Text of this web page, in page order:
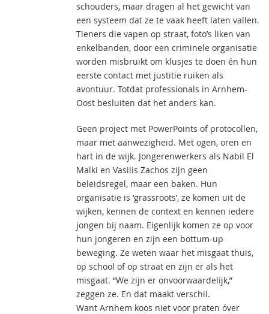
schouders, maar dragen al het gewicht van
een systeem dat ze te vaak heeft laten vallen.
Tieners die vapen op straat, foto’s liken van
enkelbanden, door een criminele organisatie
worden misbruikt om klusjes te doen én hun
eerste contact met justitie ruiken als
avontuur. Totdat professionals in Arnhem-
Oost besluiten dat het anders kan.
Geen project met PowerPoints of protocollen,
maar met aanwezigheid. Met ogen, oren en
hart in de wijk. Jongerenwerkers als Nabil El
Malki en Vasilis Zachos zijn geen
beleidsregel, maar een baken. Hun
organisatie is ‘grassroots’, ze komen uit de
wijken, kennen de context en kennen iedere
jongen bij naam. Eigenlijk komen ze op voor
hun jongeren en zijn een bottum-up
beweging. Ze weten waar het misgaat thuis,
op school of op straat en zijn er als het
misgaat. “We zijn er onvoorwaardelijk,”
zeggen ze. En dat maakt verschil.
Want Arnhem koos niet voor praten óver